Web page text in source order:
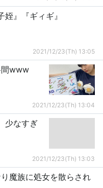
』『ギィギ』
2021/12/23(Th) 13:05
間www
2021/12/23(Th) 13:04
少なすぎ
2021/12/23(Th) 13:03
魔族に処女を散らされ